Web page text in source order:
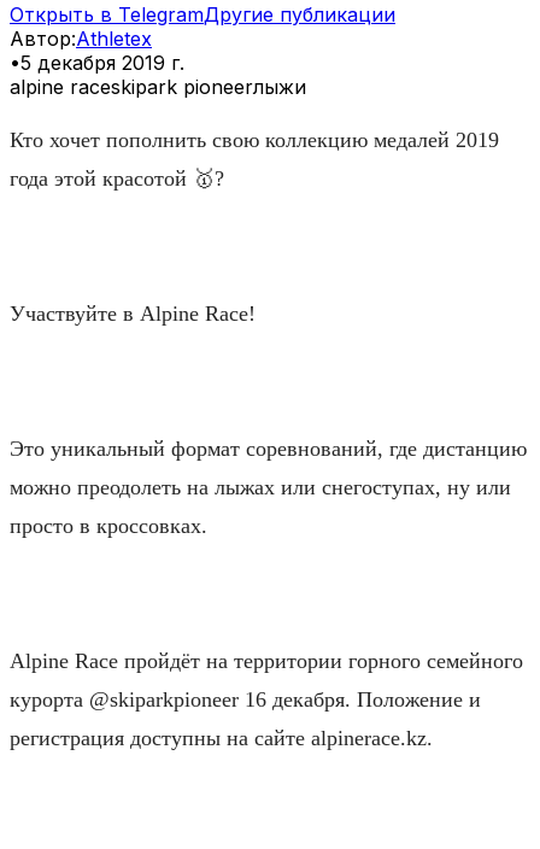
Открыть в TelegramДругие публикации
Автор:Athletex
•5 декабря 2019 г.
alpine raceskipark pioneerлыжи
Кто хочет пополнить свою коллекцию медалей 2019
года этой красотой 🥇?
Участвуйте в Alpine Race!
Это уникальный формат соревнований, где дистанцию
можно преодолеть на лыжах или снегоступах, ну или
просто в кроссовках.
Alpine Race пройдёт на территории горного семейного
курорта @skiparkpioneer 16 декабря. Положение и
регистрация доступны на сайте alpinerace.kz.